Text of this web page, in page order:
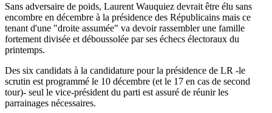
Sans adversaire de poids, Laurent Wauquiez devrait être élu sans
encombre en décembre à la présidence des Républicains mais ce
tenant d'une "droite assumée" va devoir rassembler une famille
fortement divisée et déboussolée par ses échecs électoraux du
printemps.
Des six candidats à la candidature pour la présidence de LR -le
scrutin est programmé le 10 décembre (et le 17 en cas de second
tour)- seul le vice-président du parti est assuré de réunir les
parrainages nécessaires.